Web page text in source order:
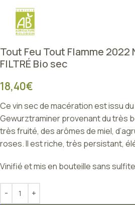
Tout Feu Tout Flamme 2022
FILTRÉ Bio sec
18,40€
Ce vin sec de macération est issu
Gewurztraminer provenant du très
très fruité, des arômes de miel,
roses. Il est riche, très persistant,
Vinifié et mis en bouteille sans